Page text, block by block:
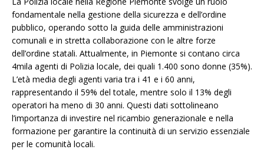
fondamentale nella gestione della sicurezza e dell’ordine
pubblico, operando sotto la guida delle amministrazioni
comunali e in stretta collaborazione con le altre forze
dell’ordine statali. Attualmente, in Piemonte si contano circa
4mila agenti di Polizia locale, dei quali 1.400 sono donne (35%).
L’età media degli agenti varia tra i 41 e i 60 anni,
rappresentando il 59% del totale, mentre solo il 13% degli
operatori ha meno di 30 anni. Questi dati sottolineano
l’importanza di investire nel ricambio generazionale e nella
formazione per garantire la continuità di un servizio essenziale
per le comunità locali.